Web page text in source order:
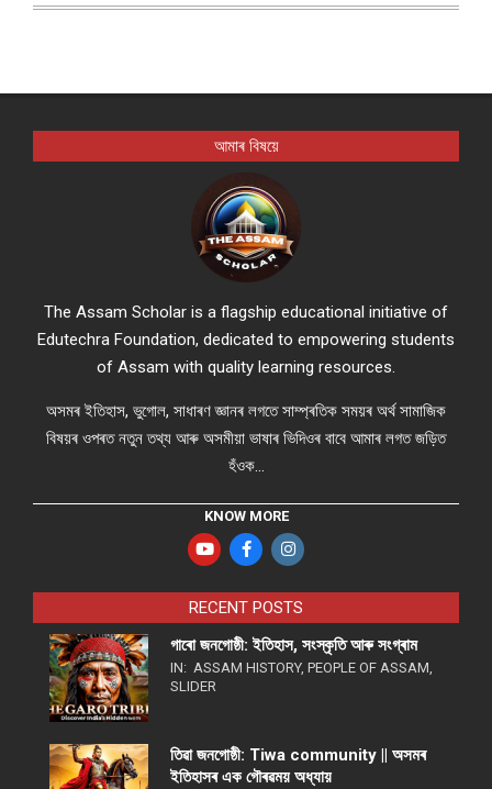
আমাৰ বিষয়ে
The Assam Scholar is a flagship educational initiative of
Edutechra Foundation, dedicated to empowering students
of Assam with quality learning resources.
অসমৰ ইতিহাস, ভুগোল, সাধাৰণ জ্ঞানৰ লগতে সাম্প্ৰতিক সময়ৰ অৰ্থ সামাজিক
বিষয়ৰ ওপৰত নতুন তথ্য আৰু অসমীয়া ভাষাৰ ভিদিওৰ বাবে আমাৰ লগত জড়িত
হঁওক...
KNOW MORE
RECENT POSTS
গাৰো জনগোষ্ঠী: ইতিহাস, সংস্কৃতি আৰু সংগ্ৰাম
IN: ASSAM HISTORY, PEOPLE OF ASSAM,
SLIDER
তিৱা জনগোষ্ঠী: Tiwa community || অসমৰ
ইতিহাসৰ এক গৌৰৱময় অধ্যায়